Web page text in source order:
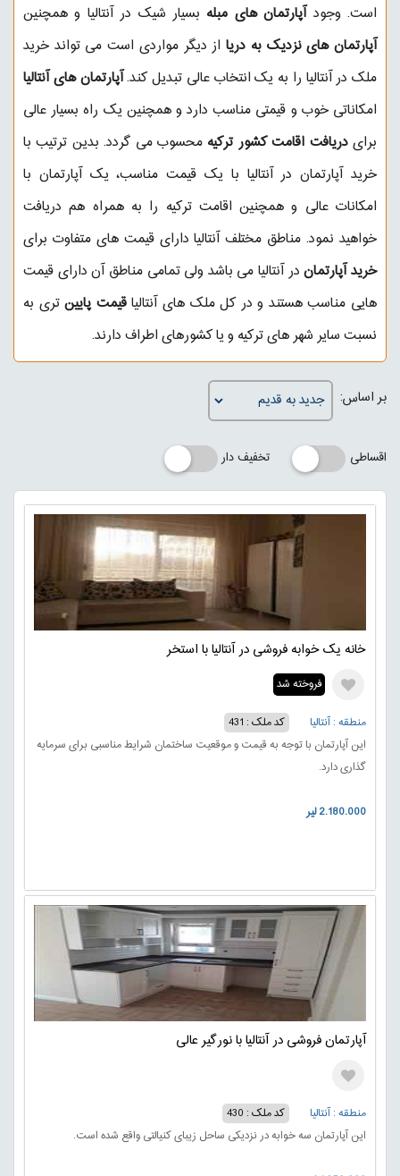
است. وجودآپارتمان های مبله بسیار شیک در آنتالیا و همچنین
آپارتمان های نزدیک به دریااز دیگر مواردی است می تواند خرید
ملک در آنتالیا را به یک انتخاب عالی تبدیل کند.آپارتمان های آنتالیا
امکاناتی خوب و قیمتی مناسب دارد و همچنین یک راه بسیار عالی
برایدریافت اقامت کشور ترکیه محسوب می گردد. بدین ترتیب با
خرید آپارتمان در آنتالیا با یک قیمت مناسب، یک آپارتمان با
امکانات عالی و همچنین اقامت ترکیه را به همراه هم دریافت
خواهید نمود. مناطق مختلف آنتالیا دارای قیمت های متفاوت برای
خرید آپارتماندر آنتالیا می باشد ولی تمامی مناطق آن دارای قیمت
هایی مناسب هستند و در کل ملک های آنتالیاقیمت پایینتری به
نسبت سایر شهر های ترکیه و یا کشورهای اطراف دارند.
بر اساس:
اقساطی تخفیف دار
خانه یک خوابه فروشی در آنتالیا با استخر
فروخته شد
منطقه : آنتالیا
کد ملک : 431
این آپارتمان با توجه به قیمت و موقعیت ساختمان شرایط مناسبی برای سرمایه
گذاری دارد.
2.180.000 لیر
آپارتمان فروشی در آنتالیا با نورگیر عالی
منطقه : آنتالیا
کد ملک : 430
این آپارتمان سه خوابه در نزدیکی ساحل زیبای کنیالتی واقع شده است.